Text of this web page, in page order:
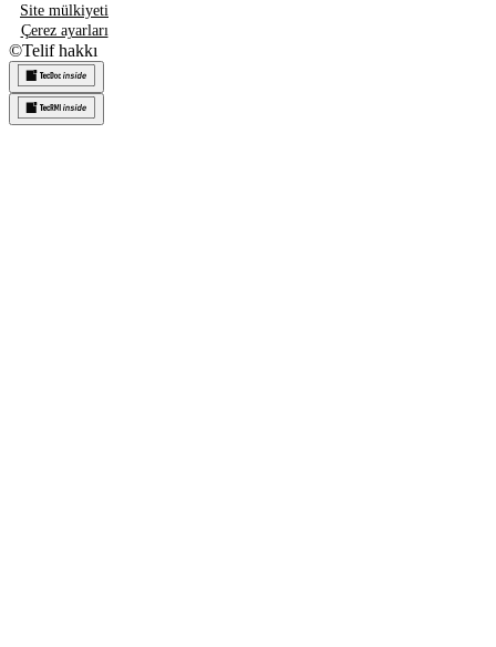
Site mülkiyeti
Çerez ayarları
©Telif hakkı